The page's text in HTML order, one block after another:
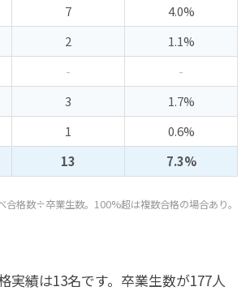
7
4.0%
2
1.1%
-
-
3
1.7%
1
0.6%
13 7.3%
合格数÷卒業生数。100%超は複数合格の場合あり。
実績は13名です。卒業生数が177人